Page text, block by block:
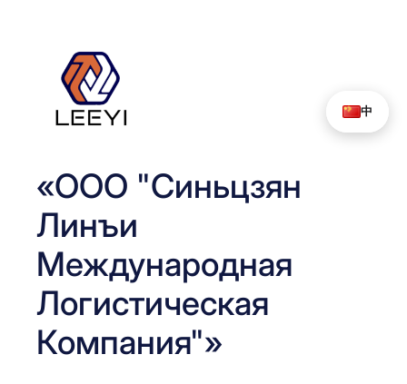
содержимому
«ООО "Синьцзян
Линъи
Международная
Логистическая
Компания"»
中